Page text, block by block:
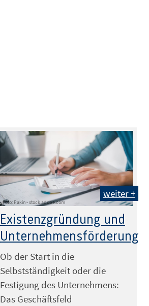
Foto: Pakin - stock.adobe.com
weiter +
Existenzgründung und
Unternehmensförderung
Ob der Start in die
Selbstständigkeit oder die
Festigung des Unternehmens:
Das Geschäftsfeld